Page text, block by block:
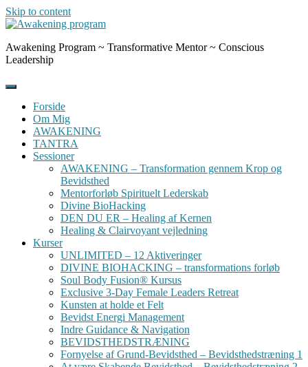
Skip to content
Awakening Program ~ Transformative Mentor ~ Conscious
Leadership
Forside
Om Mig
AWAKENING
TANTRA
Sessioner
AWAKENING – Transformation gennem Krop og
Bevidsthed
Mentorforløb Spirituelt Lederskab
Divine BioHacking
DEN DU ER – Healing af Kernen
Healing & Clairvoyant vejledning
Kurser
UNLIMITED – 12 Aktiveringer
DIVINE BIOHACKING – transformations forløb
Soul Body Fusion® Kursus
Exclusive 3-Day Female Leaders Retreat
Kunsten at holde et Felt
Bevidst Energi Management
Indre Guidance & Navigation
BEVIDSTHEDSTRÆNING
Fornyelse af Grund-Bevidsthed – Bevidsthedstræning 1